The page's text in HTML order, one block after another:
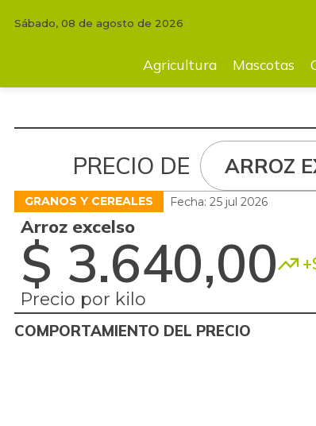
Mascotas Clima Tecnología
Sábado, 08 de agosto de 2026
Agricultura Mascotas
PRECIO DE ARROZ
GRANOS Y CEREALES Fecha: 25 jul 2026
Arroz excelso
$ 3.640,00
Precio por kilo
COMPORTAMIENTO DEL PRECIO